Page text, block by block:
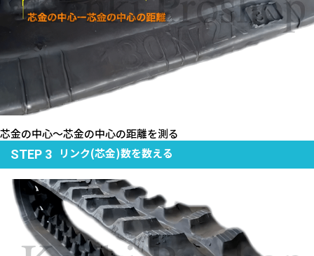
芯金の中心～芯金の中心の距離を測る
STEP 3
リンク(芯金)数を数える